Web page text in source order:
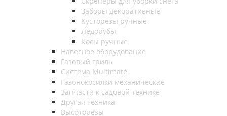
Заборы декоративные
Кусторезы ручные
Ледорубы
Косы ручные
Навесное оборудование
Газовый гриль
Система Multimate
Газонокосилки механические
Запчасти к садовой технике
Другая техника
Высоторезы